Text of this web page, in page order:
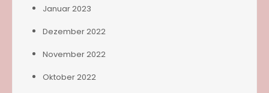
Januar 2023
Dezember 2022
November 2022
Oktober 2022